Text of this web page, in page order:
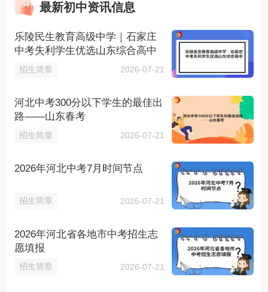
最新初中资讯信息
乐陵民生教育高级中学｜石家庄
中考失利学生优选山东综合高中
招生简章 2026-07-21
河北中考300分以下学生的最佳出
路——山东春考
招生简章 2026-07-21
2026年河北中考7月时间节点
招生简章 2026-07-21
2026年河北省各地市中考招生志
愿填报
招生简章 2026-07-21